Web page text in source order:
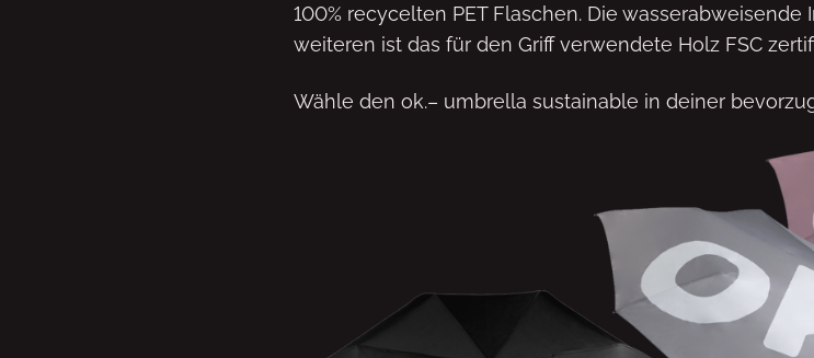
100% recycelten PET Flaschen. Die
weiteren ist das für den Griff verwendete Holz FSC
Wähle den ok.– umbrella sustainable in deiner